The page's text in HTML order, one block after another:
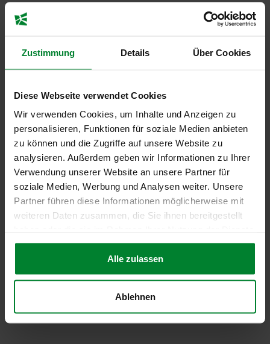
Zustimmung Details Über Cookies
Diese Webseite verwendet Cookies
Wir verwenden Cookies, um Inhalte und Anzeigen zu
personalisieren, Funktionen für soziale Medien anbieten
zu können und die Zugriffe auf unsere Website zu
analysieren. Außerdem geben wir Informationen zu Ihrer
Verwendung unserer Website an unsere Partner für
soziale Medien, Werbung und Analysen weiter. Unsere
Partner führen diese Informationen möglicherweise mit
weiteren Daten zusammen, die Sie ihnen bereitgestellt
gesammelt haben.
Alle zulassen
Ablehnen
KONTAKT
contactifpm@unisg.ch
+41 71 224 23 70